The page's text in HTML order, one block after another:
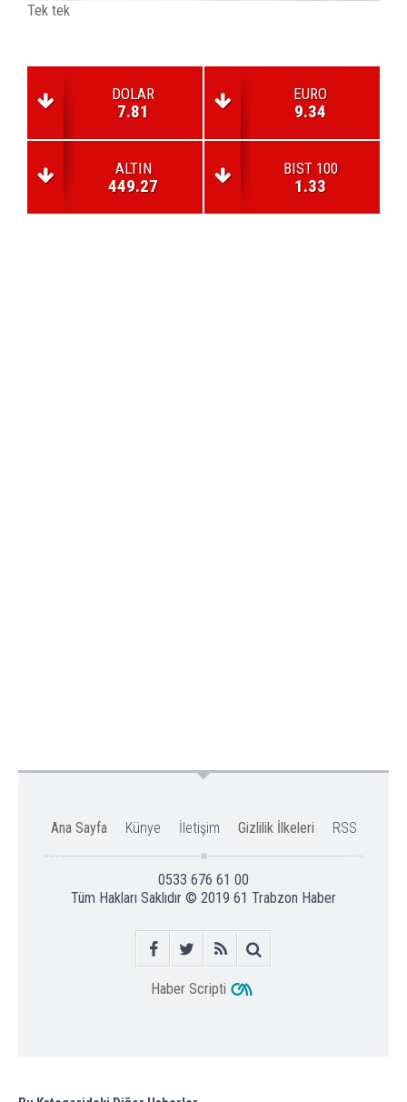
Tek tek
DOLAR
7.81
EURO
9.34
ALTIN
449.27
BIST 100
1.33
Ana Sayfa Künye İletişim Gizlilik İlkeleri RSS
0533 676 61 00
Tüm Hakları Saklıdır © 2019 61 Trabzon Haber
Haber Scripti